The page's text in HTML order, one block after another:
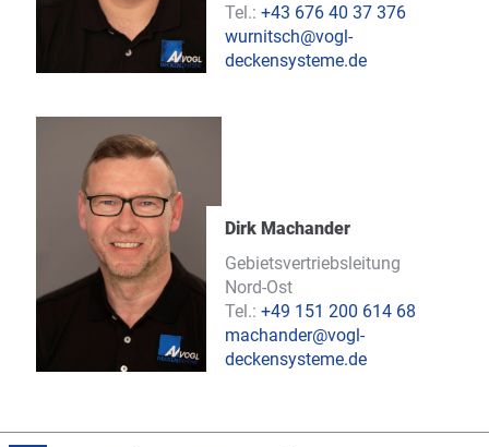
Tel.:+43 676 40 37 376
wurnitsch@vogl-
deckensysteme.de
Dirk Machander
Gebietsvertriebsleitung
Nord-Ost
Tel.:+49 151 200 614 68
machander@vogl-
deckensysteme.de